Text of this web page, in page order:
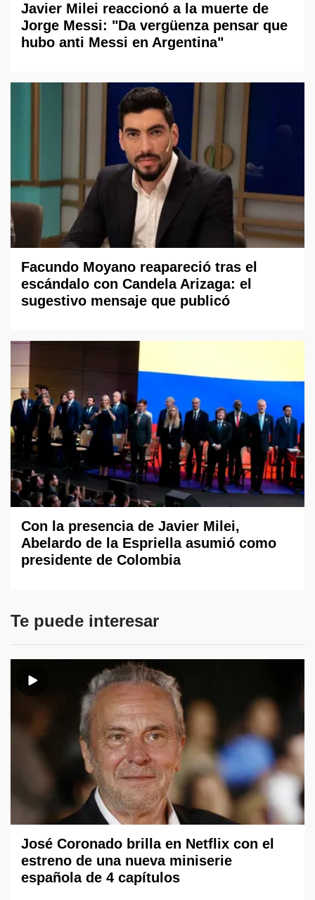
Javier Milei reaccionó a la muerte de
Jorge Messi: "Da vergüenza pensar que
hubo anti Messi en Argentina"
Facundo Moyano reapareció tras el
escándalo con Candela Arizaga: el
sugestivo mensaje que publicó
Con la presencia de Javier Milei,
Abelardo de la Espriella asumió como
presidente de Colombia
Te puede interesar
José Coronado brilla en Netflix con el
estreno de una nueva miniserie
española de 4 capítulos